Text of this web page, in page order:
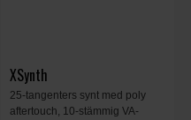
XSynth
25-tangenters synt med poly
aftertouch, 10-stämmig VA-